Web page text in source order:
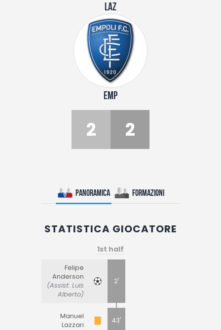
LAZ
EMP
2 2
Panoramica Formazioni
STATISTICA GIOCATORE
1st half
Felipe
Anderson
(Assist: Luis
Alberto)
2'
Manuel
Lazzari
43'